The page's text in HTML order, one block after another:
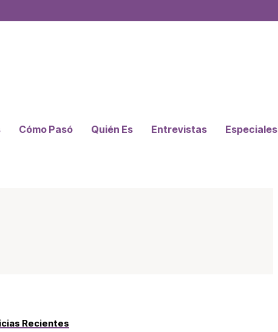
Cómo Pasó Quién Es Entrevistas Especiales
Recientes